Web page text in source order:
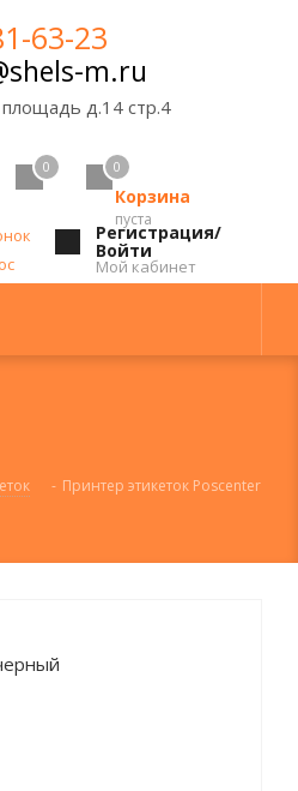
63-23
m.ru
площадь д.14 стр.4
0
Корзина
пуста
0
Регистрация/
Войти
Мой кабинет
- Принтер этикеток Poscenter